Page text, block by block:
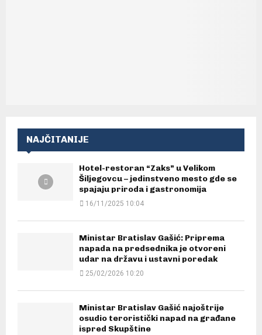
NAJČITANIJE
Hotel-restoran “Zaks” u Velikom
Šiljegovcu – jedinstveno mesto gde se
spajaju priroda i gastronomija
16/11/2025 10:04
Ministar Bratislav Gašić: Priprema
napada na predsednika je otvoreni
udar na državu i ustavni poredak
25/02/2026 10:20
Ministar Bratislav Gašić najoštrije
osudio teroristički napad na građane
ispred Skupštine